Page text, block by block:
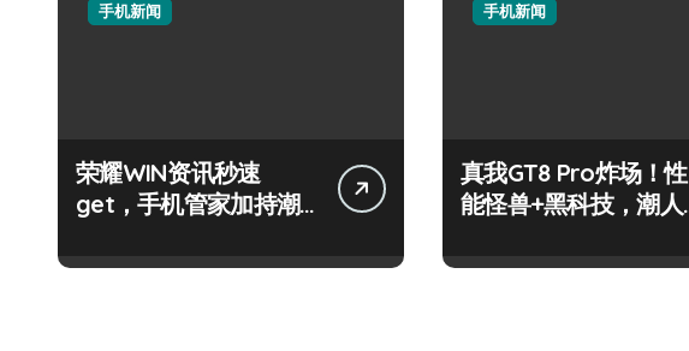
手机新闻
荣耀WIN资讯秒速
get，手机管家加持潮
手机新闻
真我GT8 Pro炸场！性
能怪兽+黑科技，潮人